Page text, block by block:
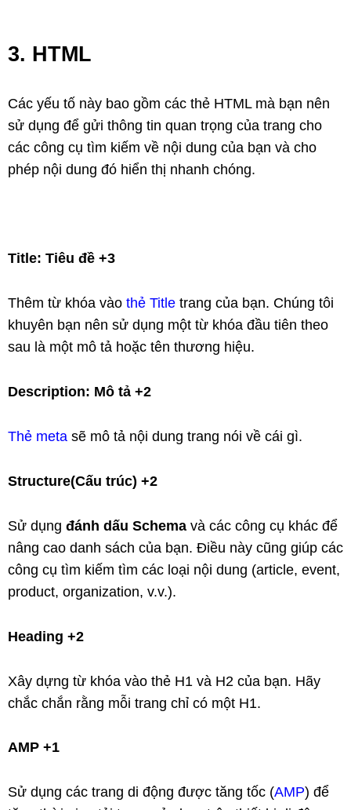
3. HTML
Các yếu tố này bao gồm các thẻ HTML mà bạn nên
sử dụng để gửi thông tin quan trọng của trang cho
các công cụ tìm kiếm về nội dung của bạn và cho
phép nội dung đó hiển thị nhanh chóng.
Title: Tiêu đề +3
Thêm từ khóa vào thẻ Title trang của bạn. Chúng tôi
khuyên bạn nên sử dụng một từ khóa đầu tiên theo
sau là một mô tả hoặc tên thương hiệu.
Description: Mô tả +2
Thẻ meta sẽ mô tả nội dung trang nói về cái gì.
Structure(Cấu trúc) +2
Sử dụng đánh dấu Schema và các công cụ khác để
nâng cao danh sách của bạn. Điều này cũng giúp các
công cụ tìm kiếm tìm các loại nội dung (article, event,
product, organization, v.v.).
Heading +2
Xây dựng từ khóa vào thẻ H1 và H2 của bạn. Hãy
chắc chắn rằng mỗi trang chỉ có một H1.
AMP +1
Sử dụng các trang di động được tăng tốc (AMP) để